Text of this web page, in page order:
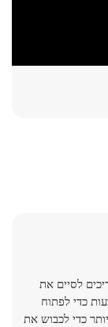
לסיים את
כדי לפתוח
כדי לכבוש את